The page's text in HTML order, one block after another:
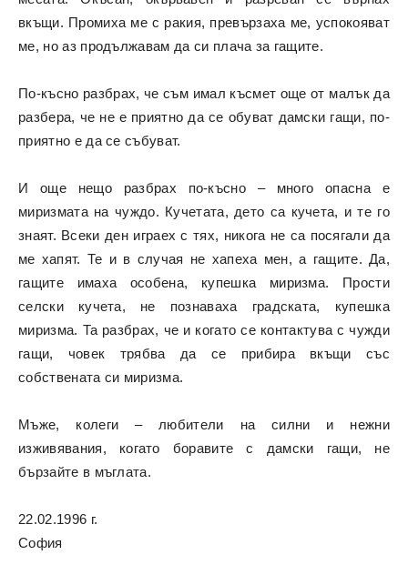
вкъщи. Промиха ме с ракия, превързаха ме, успокояват
ме, но аз продължавам да си плача за гащите.
По-късно разбрах, че съм имал късмет още от малък да
разбера, че не е приятно да се обуват дамски гащи, по-
приятно е да се събуват.
И още нещо разбрах по-късно – много опасна е
миризмата на чуждо. Кучетата, дето са кучета, и те го
знаят. Всеки ден играех с тях, никога не са посягали да
ме хапят. Те и в случая не хапеха мен, а гащите. Да,
гащите имаха особена, купешка миризма. Прости
селски кучета, не познаваха градската, купешка
миризма. Та разбрах, че и когато се контактува с чужди
гащи, човек трябва да се прибира вкъщи със
собствената си миризма.
Мъже, колеги – любители на силни и нежни
изживявания, когато боравите с дамски гащи, не
бързайте в мъглата.
22.02.1996 г.
София